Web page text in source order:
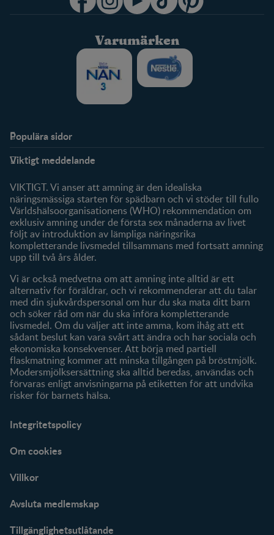
Varumärken
Populära sidor
FAQ
Om oss
Fråga våra experter
Klubbförmåner
Mitt konto
Produkter
Våra varumärken
Viktigt meddelande
VIKTIGT. Vi anser att amning är den idealiska
näringsmässiga starten för spädbarn och vi stöder till fullo
Världshälsoorganisationens (WHO) rekommendation om
exklusiv amning under de första sex månaderna av livet
följt av introduktion av lämpliga näringsrika
kompletterande livsmedel tillsammans med fortsatt amning
upp till två års ålder.
Vi är också medvetna om att amning inte alltid är ett
alternativ för föräldrar, och vi rekommenderar att du talar
med din sjukvårdspersonal om hur du ska mata ditt barn
och söker råd om när du ska införa kompletterande
livsmedel. Om du väljer att inte amma, kom ihåg att ett
sådant beslut kan vara svårt att ändra och har sociala och
ekonomiska konsekvenser. Att börja med partiell
flaskmatning kommer att minska tillgången på bröstmjölk.
Modersmjölksersättning ska alltid beredas, användas och
förvaras enligt anvisningarna på etiketten för att undvika
risker för barnets hälsa.
Integritetspolicy
Om cookies
Villkor
Avsluta medlemskap
Tillgänglighetsutlåtande